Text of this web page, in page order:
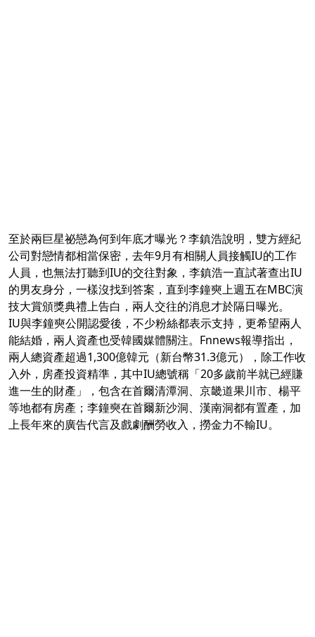
至於兩巨星祕戀為何到年底才曝光？李鎮浩說明，雙方經紀
公司對戀情都相當保密，去年9月有相關人員接觸IU的工作
人員，也無法打聽到IU的交往對象，李鎮浩一直試著查出IU
的男友身分，一樣沒找到答案，直到李鐘奭上週五在MBC演
技大賞頒獎典禮上告白，兩人交往的消息才於隔日曝光。
IU與李鐘奭公開認愛後，不少粉絲都表示支持，更希望兩人
能結婚，兩人資產也受韓國媒體關注。Fnnews報導指出，
兩人總資產超過1,300億韓元（新台幣31.3億元），除工作收
入外，房產投資精準，其中IU總號稱「20多歲前半就已經賺
進一生的財產」，包含在首爾清潭洞、京畿道果川市、楊平
等地都有房產；李鐘奭在首爾新沙洞、漢南洞都有置產，加
上長年來的廣告代言及戲劇酬勞收入，撈金力不輸IU。